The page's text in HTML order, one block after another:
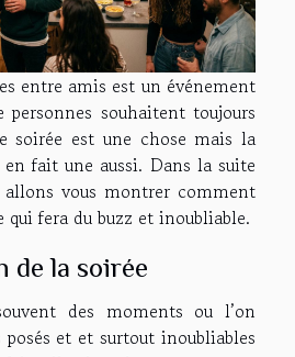
entre amis est un événement
personnes souhaitent toujours
soirée est une chose mais la
fait une aussi. Dans la suite
vous montrer comment
qui fera du buzz et inoubliable.
de la soirée
des moments ou l’on
et et surtout inoubliables